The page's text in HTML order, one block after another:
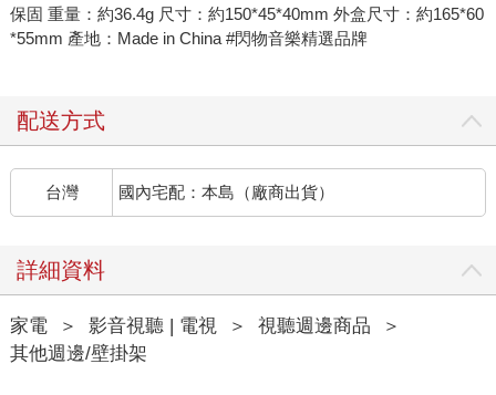
保固 重量：約36.4g 尺寸：約150*45*40mm 外盒尺寸：約165*60
*55mm 產地：Made in China #閃物音樂精選品牌
配送方式
台灣 國內宅配：本島（廠商出貨）
詳細資料
家電 ＞ 影音視聽 | 電視 ＞ 視聽週邊商品
＞
其他週邊/壁掛架